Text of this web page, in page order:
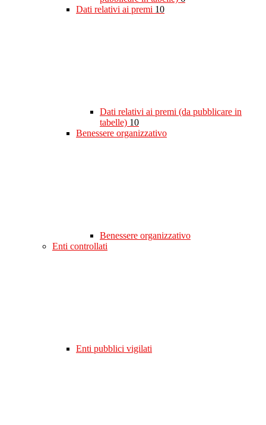
Dati relativi ai premi 10
Dati relativi ai premi (da pubblicare in
tabelle) 10
Benessere organizzativo
Benessere organizzativo
Enti controllati
Enti pubblici vigilati